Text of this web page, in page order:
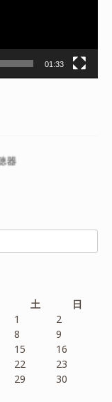
01:33
土
日
1
2
8
9
15
16
22
23
29
30